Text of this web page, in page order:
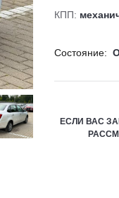
КПП:
Состояние:
ЕСЛИ ВАС